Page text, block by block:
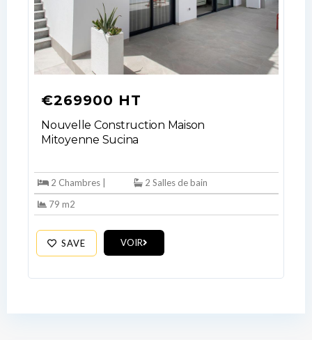
€269900 HT
Nouvelle Construction Maison
Mitoyenne Sucina
2 Chambres |
2 Salles de bain
79 m2
SAVE VOIR